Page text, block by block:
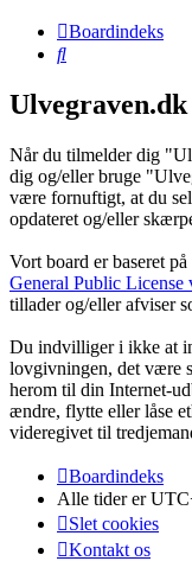
Boardindeks
Søg
Når du tilmelder dig
dig og/eller bruge
være fornuftigt, at du
opdateret og/eller
Vort board er baseret
General Public License
tillader og/eller afviser
Du indvilliger i ikke at
lovgivningen, det være
herom til din Internet-
ændre, flytte eller låse
videregivet til
Boardindeks
Alle tider er
Slet cookies
Kontakt os